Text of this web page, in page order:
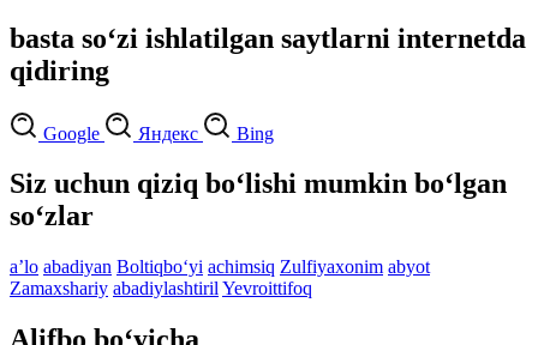
basta so‘zi ishlatilgan saytlarni internetda
qidiring
Google Яндекс Bing
Siz uchun qiziq bo‘lishi mumkin bo‘lgan
so‘zlar
aʼlo abadiyan Boltiqbo‘yi achimsiq Zulfiyaxonim abyot
Zamaxshariy abadiylashtiril Yevroittifoq